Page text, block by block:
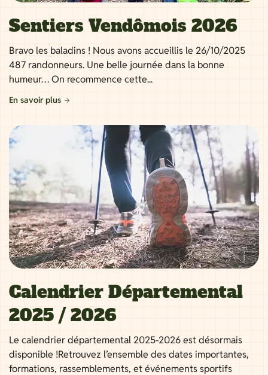
Sentiers Vendômois 2026
Bravo les baladins ! Nous avons accueillis le 26/10/2025
487 randonneurs. Une belle journée dans la bonne
humeur… On recommence cette...
En savoir plus
Calendrier Départemental
2025 / 2026
Le calendrier départemental 2025-2026 est désormais
disponible !Retrouvez l’ensemble des dates importantes,
formations, rassemblements, et événements sportifs